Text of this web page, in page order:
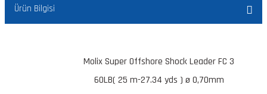
Ürün Bilgisi
Molix Super Offshore Shock Leader FC 3
60LB( 25 m-27.34 yds ) ø 0,70mm